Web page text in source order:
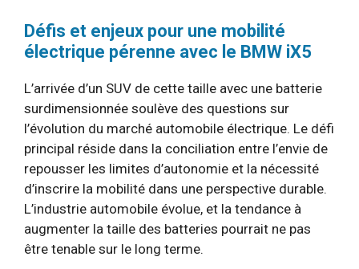
Défis et enjeux pour une mobilité
électrique pérenne avec le BMW iX5
L’arrivée d’un SUV de cette taille avec une batterie
surdimensionnée soulève des questions sur
l’évolution du marché automobile électrique. Le défi
principal réside dans la conciliation entre l’envie de
repousser les limites d’autonomie et la nécessité
d’inscrire la mobilité dans une perspective durable.
L’industrie automobile évolue, et la tendance à
augmenter la taille des batteries pourrait ne pas
être tenable sur le long terme.